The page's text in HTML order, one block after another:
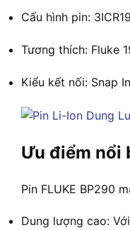
Cấu hình pin:
Tương thích: Fluke
Kiểu kết nối: Snap In
Ưu điểm nổi
Pin FLUKE BP290
Dung lượng cao: